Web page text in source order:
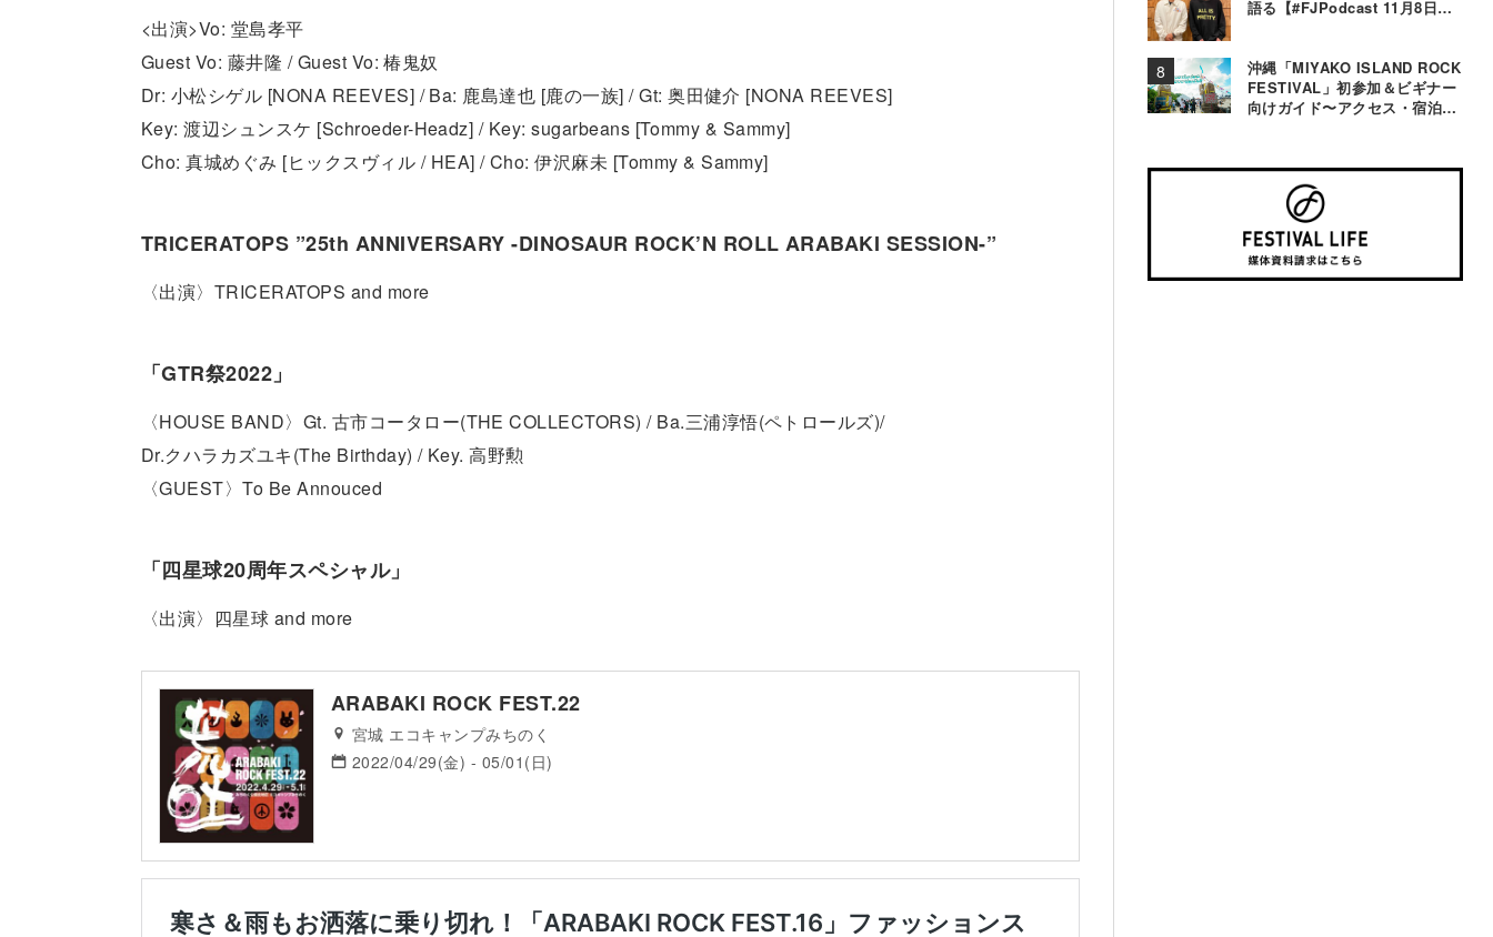
<出演>Vo: 堂島孝平
Guest Vo: 藤井隆 / Guest Vo: 椿鬼奴
Dr: 小松シゲル [NONA REEVES] / Ba: 鹿島達也 [鹿の一族] / Gt: 奥田健介 [NONA REEVES]
Key: 渡辺シュンスケ [Schroeder-Headz] / Key: sugarbeans [Tommy & Sammy]
Cho: 真城めぐみ [ヒックスヴィル / HEA] / Cho: 伊沢麻未 [Tommy & Sammy]
TRICERATOPS ”25th ANNIVERSARY -DINOSAUR ROCK’N ROLL ARABAKI SESSION-”
〈出演〉TRICERATOPS and more
「GTR祭2022」
〈HOUSE BAND〉Gt. 古市コータロー(THE COLLECTORS) / Ba.三浦淳悟(ペトロールズ)/
Dr.クハラカズユキ(The Birthday) / Key. 高野勲
〈GUEST〉To Be Annouced
「四星球20周年スペシャル」
〈出演〉四星球 and more
ARABAKI ROCK FEST.22
宮城 エコキャンプみちのく
2022/04/29(金) - 05/01(日)
語る【#FJPodcast 11月8日配
沖縄「MIYAKO ISLAND ROCK
FESTIVAL」初参加＆ビギナー
向けガイド〜アクセス・宿泊・